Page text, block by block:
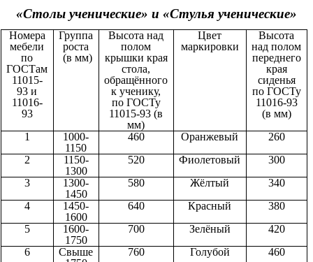
«Столы ученические» и «Стулья ученические»
Номера
мебели
по
ГОСТам
11015-
93 и
11016-
93
Группа
роста
(в мм)
Высота над
полом
крышки края
стола,
обращённого
к ученику,
по ГОСТу
11015-93 (в
мм)
Цвет
маркировки
Высота
над полом
переднего
края
сиденья
по ГОСТу
11016-93
(в мм)
1
1000-
1150
460 Оранжевый
260
2
1150-
1300
520 Фиолетовый
300
3
1300-
1450
580 Жёлтый
340
4
1450-
1600
640 Красный
380
5
1600-
1750
700 Зелёный
420
6
Свыше
760 Голубой 460